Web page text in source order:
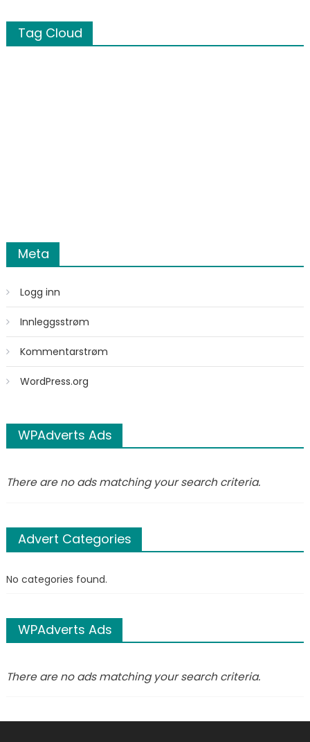
Tag Cloud
Meta
Logg inn
Innleggsstrøm
Kommentarstrøm
WordPress.org
WPAdverts Ads
There are no ads matching your search criteria.
Advert Categories
No categories found.
WPAdverts Ads
There are no ads matching your search criteria.